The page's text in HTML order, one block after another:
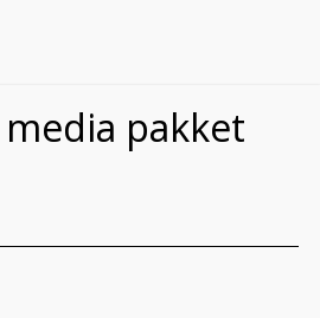
pakket